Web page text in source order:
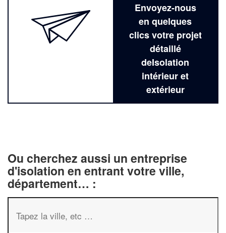
Envoyez-nous
en quelques
clics votre projet
détaillé
deIsolation
intérieur et
extérieur
Ou cherchez aussi un entreprise
d'isolation en entrant votre ville,
département… :